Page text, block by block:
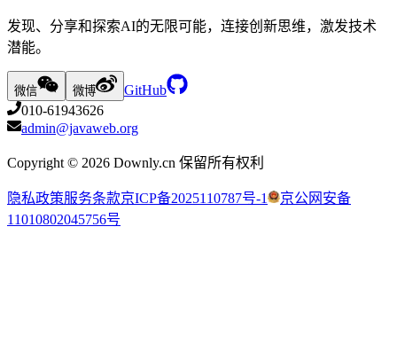
发现、分享和探索AI的无限可能，连接创新思维，激发技术
潜能。
微信 微博
GitHub
010-61943626
admin@javaweb.org
Copyright © 2026 Downly.cn 保留所有权利
隐私政策服务条款京ICP备2025110787号-1
京公网安备
11010802045756号